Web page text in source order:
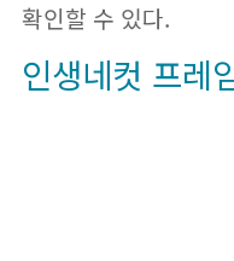
확인할 수 있다.
인생네컷 프레